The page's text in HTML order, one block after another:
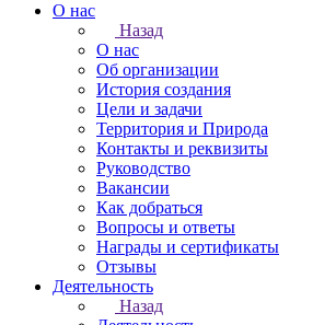
О нас
Назад
О нас
Об организации
История создания
Цели и задачи
Территория и Природа
Контакты и реквизиты
Руководство
Вакансии
Как добраться
Вопросы и ответы
Награды и сертификаты
Отзывы
Деятельность
Назад